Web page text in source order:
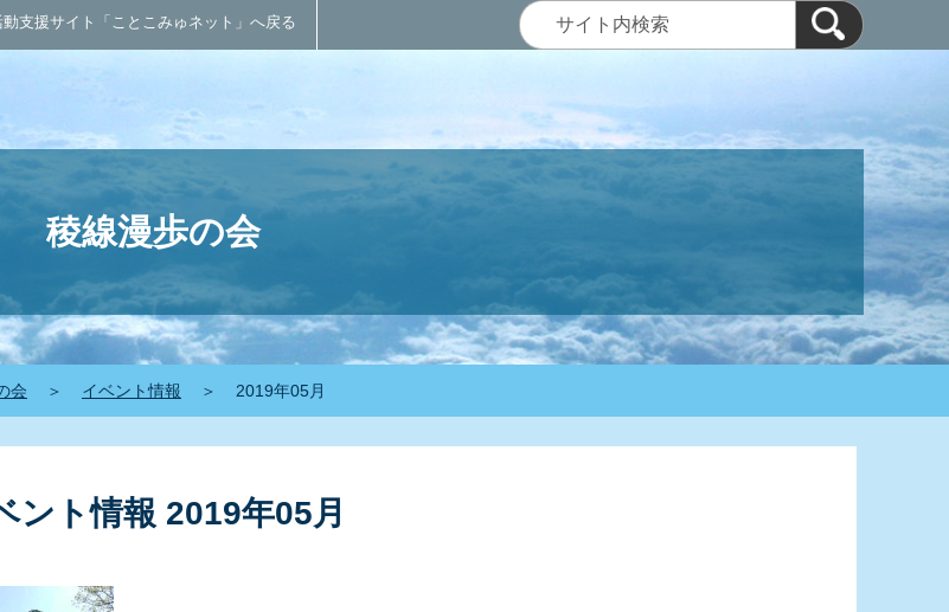
支援サイト「ことこみゅネット」へ戻る
稜線漫歩の会
会 ＞ イベント情報 ＞ 2019年05月
ント情報 2019年05月